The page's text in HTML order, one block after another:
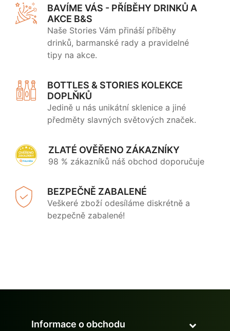
BAVÍME VÁS - PŘÍBĚHY DRINKŮ A
AKCE B&S
Naše Stories Vám přináší příběhy
drinků, barmanské rady a pravidelné
tipy na akce.
BOTTLES & STORIES KOLEKCE
DOPLŇKŮ
Jedině u nás unikátní sklenice a jiné
předměty slavných světových značek.
ZLATÉ OVĚŘENO ZÁKAZNÍKY
98 % zákazníků náš obchod doporučuje
BEZPEČNĚ ZABALENÉ
Veškeré zboží odesíláme diskrétně a
bezpečně zabalené!
Informace o obchodu